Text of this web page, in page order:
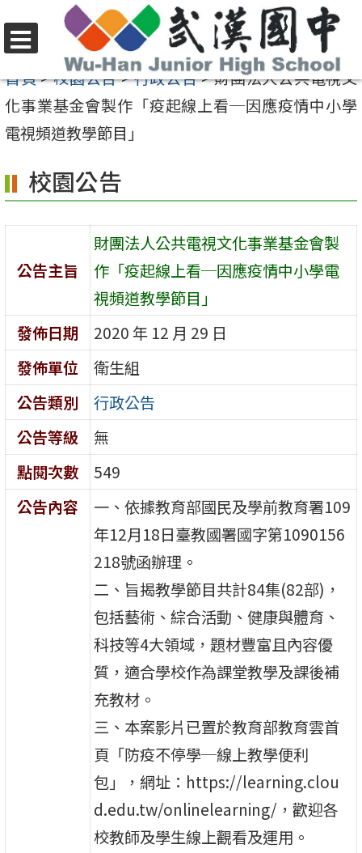
至
要
內
區
選
單
首頁>校園公告>行政公告>財團法人公共電視文
化事業基金會製作「疫起線上看─因應疫情中小學
電視頻道教學節目」
校園公告
公告主旨
財團法人公共電視文化事業基金會製
作「疫起線上看─因應疫情中小學電
視頻道教學節目」
發佈日期
2020 年 12 月 29 日
發佈單位
衛生組
公告類別
行政公告
公告等級
無
點閱次數
549
公告內容
一、依據教育部國民及學前教育署109
年12月18日臺教國署國字第1090156
218號函辦理。
二、旨揭教學節目共計84集(82部)，
包括藝術、綜合活動、健康與體育、
科技等4大領域，題材豐富且內容優
質，適合學校作為課堂教學及課後補
充教材。
三、本案影片已置於教育部教育雲首
頁「防疫不停學─線上教學便利
包」，網址：https://learning.clou
d.edu.tw/onlinelearning/，歡迎各
校教師及學生線上觀看及運用。